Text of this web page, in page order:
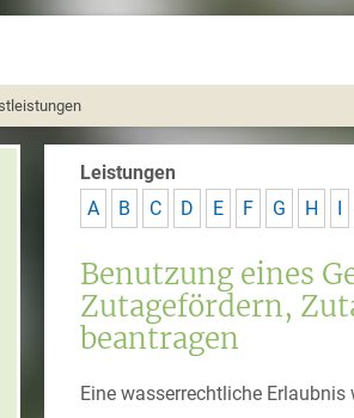
Leistungen
A
B C D E F G H I
Benutzung eines
Zutagefördern,
beantragen
Eine wasserrechtliche